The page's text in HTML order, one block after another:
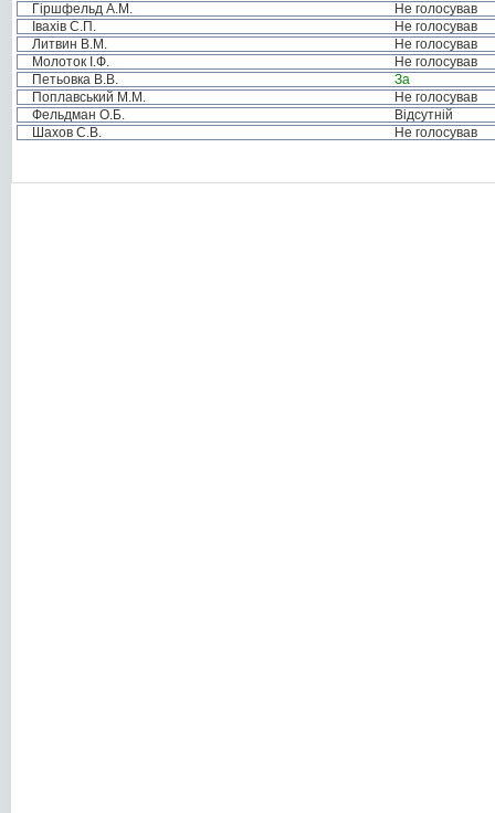
Гіршфельд А.М.
Не голосував
Івахів С.П.
Не голосував
Литвин В.М.
Не голосував
Молоток І.Ф.
Не голосував
Петьовка В.В.
За
Поплавський М.М.
Не голосував
Фельдман О.Б.
Відсутній
Шахов С.В.
Не голосував